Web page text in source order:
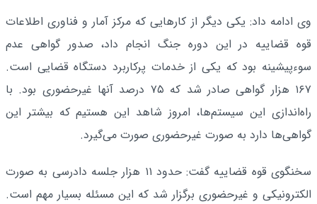
وی ادامه داد: یکی دیگر از کارهایی که مرکز آمار و فناوری اطلاعات
قوه قضاییه در این دوره جنگ انجام داد، صدور گواهی عدم
سوءپیشینه بود که یکی از خدمات پرکاربرد دستگاه قضایی است.
۱۶۷ هزار گواهی صادر شد که ۷۵ درصد آنها غیرحضوری بود. با
راه‌اندازی این سیستم‌ها، امروز شاهد این هستیم که بیشتر این
گواهی‌ها دارد به صورت غیرحضوری صورت می‌گیرد.
سخنگوی قوه قضاییه گفت: حدود ۱۱ هزار جلسه دادرسی به صورت
الکترونیکی و غیرحضوری برگزار شد که این مسئله بسیار مهم است.